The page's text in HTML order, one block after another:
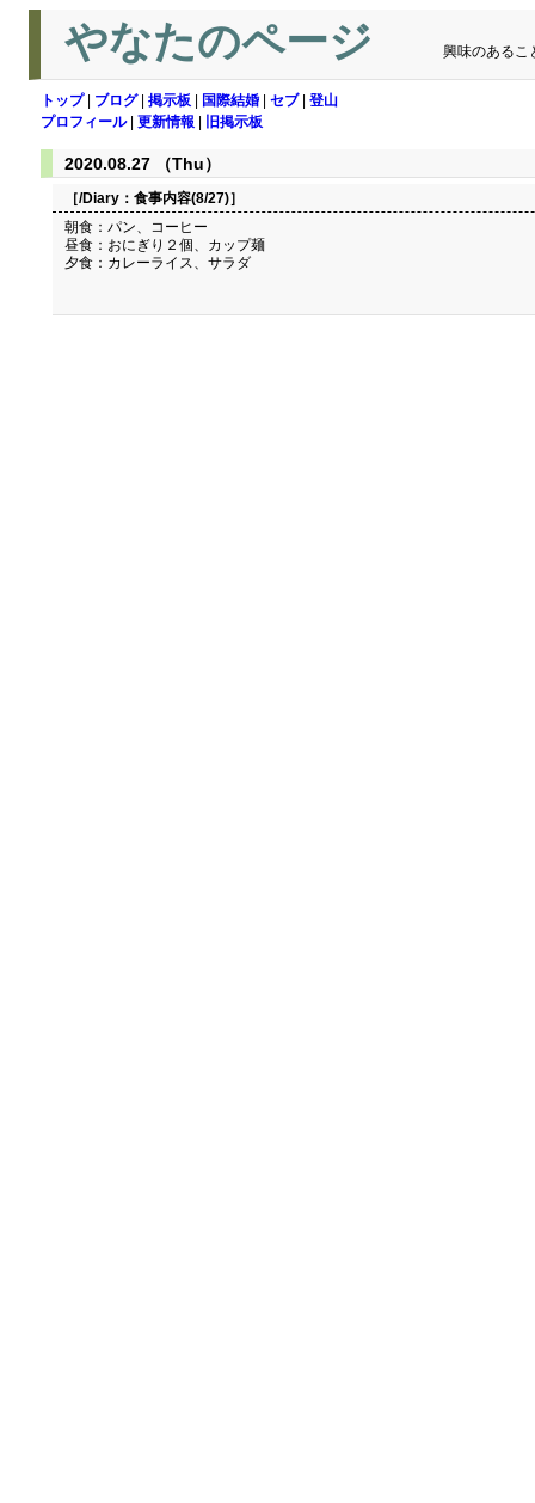
やなたのページ 興味のあるこ
トップ| ブログ| 掲示板 国際結婚 セブ| 登山
プロフィール| 更新情報 旧掲示板
2020.08.27 （Thu）
［/Diary： 食事内容(8/27)］
朝食：パン、コーヒー
昼食：おにぎり２個、カップ麺
夕食：カレーライス、サラダ